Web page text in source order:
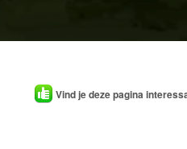
Vind je deze pagina